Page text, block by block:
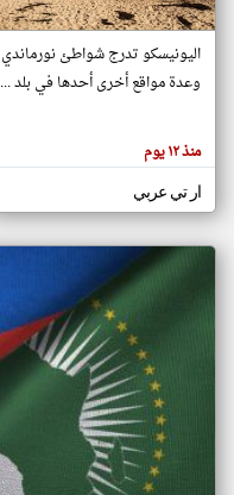
هنا عن
وجهة
كاتبيها.
اليونيسكو تدرج شواطئ نورماندي
وعدة مواقع أخرى أحدها في بلد ...
منذ ١٢ يوم
ار تي عربي